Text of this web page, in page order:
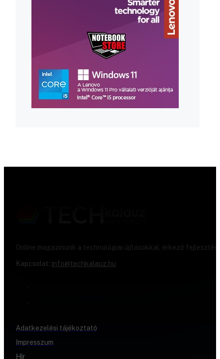
Online magazinunk a technológiai újításokkal, érkező
Kapcsolat: info@techkalauz.hu
Adatkezelési tájékoztató
Impresszum
Hír